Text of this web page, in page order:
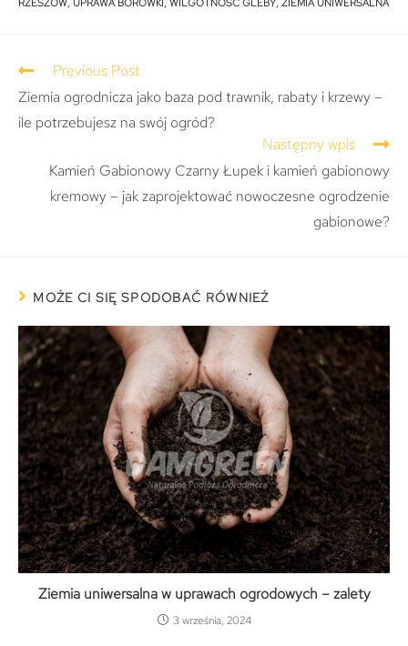
RZESZÓW, UPRAWA BORÓWKI, WILGOTNOŚĆ GLEBY, ZIEMIA UNIWERSALNA
Previous Post
Ziemia ogrodnicza jako baza pod trawnik, rabaty i krzewy –
ile potrzebujesz na swój ogród?
Następny wpis
Kamień Gabionowy Czarny Łupek i kamień gabionowy
kremowy – jak zaprojektować nowoczesne ogrodzenie
gabionowe?
MOŻE CI SIĘ SPODOBAĆ RÓWNIEŻ
Ziemia uniwersalna w uprawach ogrodowych – zalety
3 września, 2024